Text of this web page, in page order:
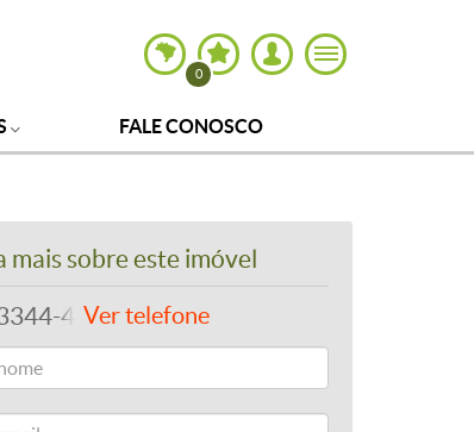
0
FALE CONOSCO
mais sobre este imóvel
4112
Ver telefone